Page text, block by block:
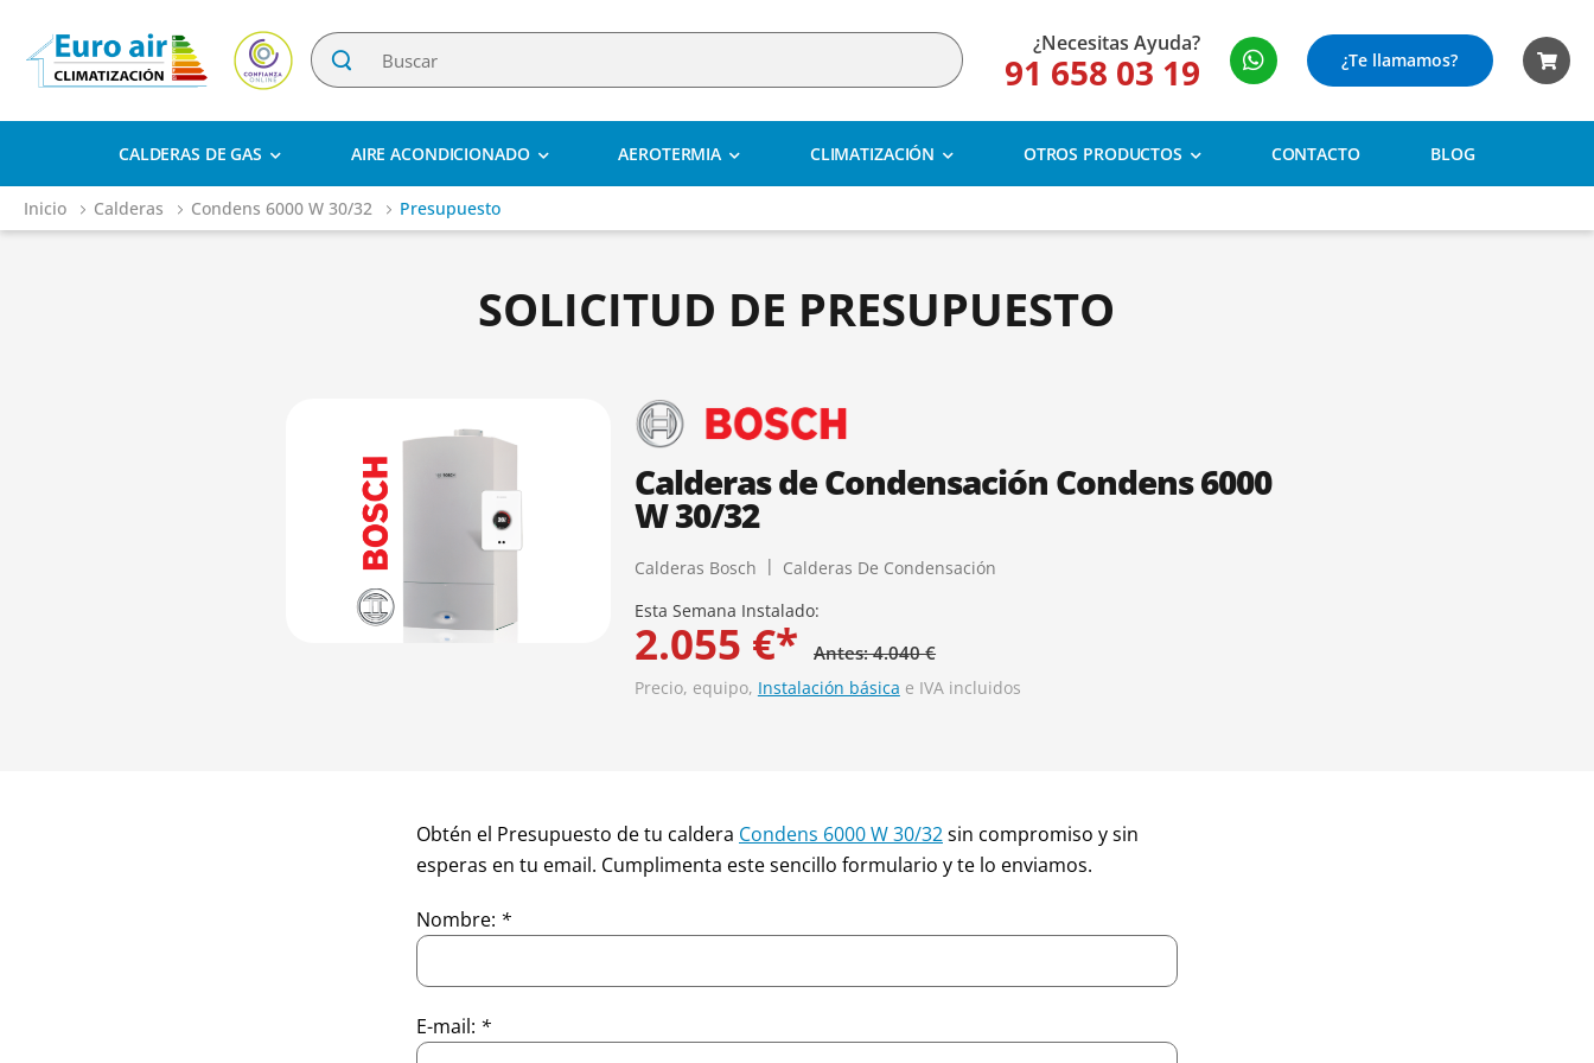
¿Necesitas Ayuda?
91 658 03 19 ¿Te llamamos?
CALDERAS DE GAS AIRE ACONDICIONADO AEROTERMIA CLIMATIZACIÓN OTROS PRODUCTOS CONTACTO BLOG
Inicio Calderas Condens 6000 W 30/32 Presupuesto
SOLICITUD DE PRESUPUESTO
Calderas de Condensación Condens 6000
W 30/32
Calderas Bosch
Calderas De Condensación
Esta Semana Instalado:
2.055 €* Antes: 4.040 €
Precio, equipo, Instalación básica e IVA incluidos
Obtén el Presupuesto de tu caldera Condens 6000 W 30/32sin compromiso y sin
esperas en tu email. Cumplimenta este sencillo formulario y te lo enviamos.
Nombre: *
E-mail: *